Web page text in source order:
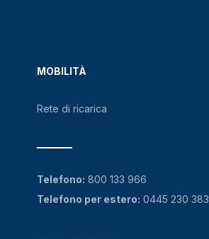
MOBILITÀ
Rete di ricarica
Telefono: 800 133 966
Telefono per estero: 0445 230 383